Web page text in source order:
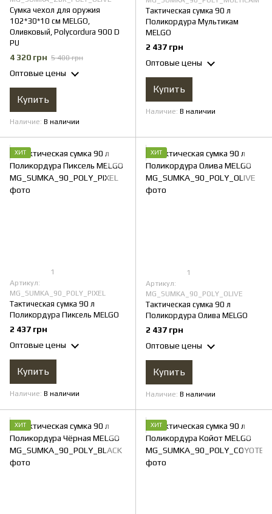
Сумка чехол для оружия
102*30*10 см MELGO,
Оливковый, Polycordura 900 D
PU
4 320 грн 5 400 грн
Оптовые цены
Купить
Наличие В наличии
Тактическая сумка 90 л
Поликордура Мультикам
MELGO
2 437 грн
Оптовые цены
Купить
Наличие В наличии
ХИТ
1
Артикул:
MG_SUMKA_90_POLY_PIXEL
Тактическая сумка 90 л
Поликордура Пиксель MELGO
2 437 грн
Оптовые цены
Купить
Наличие В наличии
ХИТ
1
Артикул:
MG_SUMKA_90_POLY_ОLIVE
Тактическая сумка 90 л
Поликордура Олива MELGO
2 437 грн
Оптовые цены
Купить
Наличие В наличии
ХИТ ХИТ